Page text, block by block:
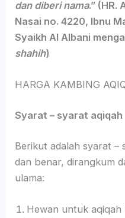
dan diberi nama.” (HR.
Nasai no. 4220, Ibnu
Syaikh Al Albani
shahih)
HARGA KAMBING
Syarat – syarat aqiqah
Berikut adalah syarat –
dan benar, dirangkum
ulama:
Hewan untuk